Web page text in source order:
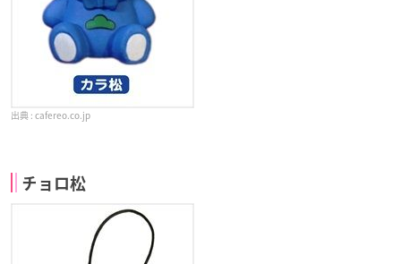
cafereo.co.jp
チョロ松